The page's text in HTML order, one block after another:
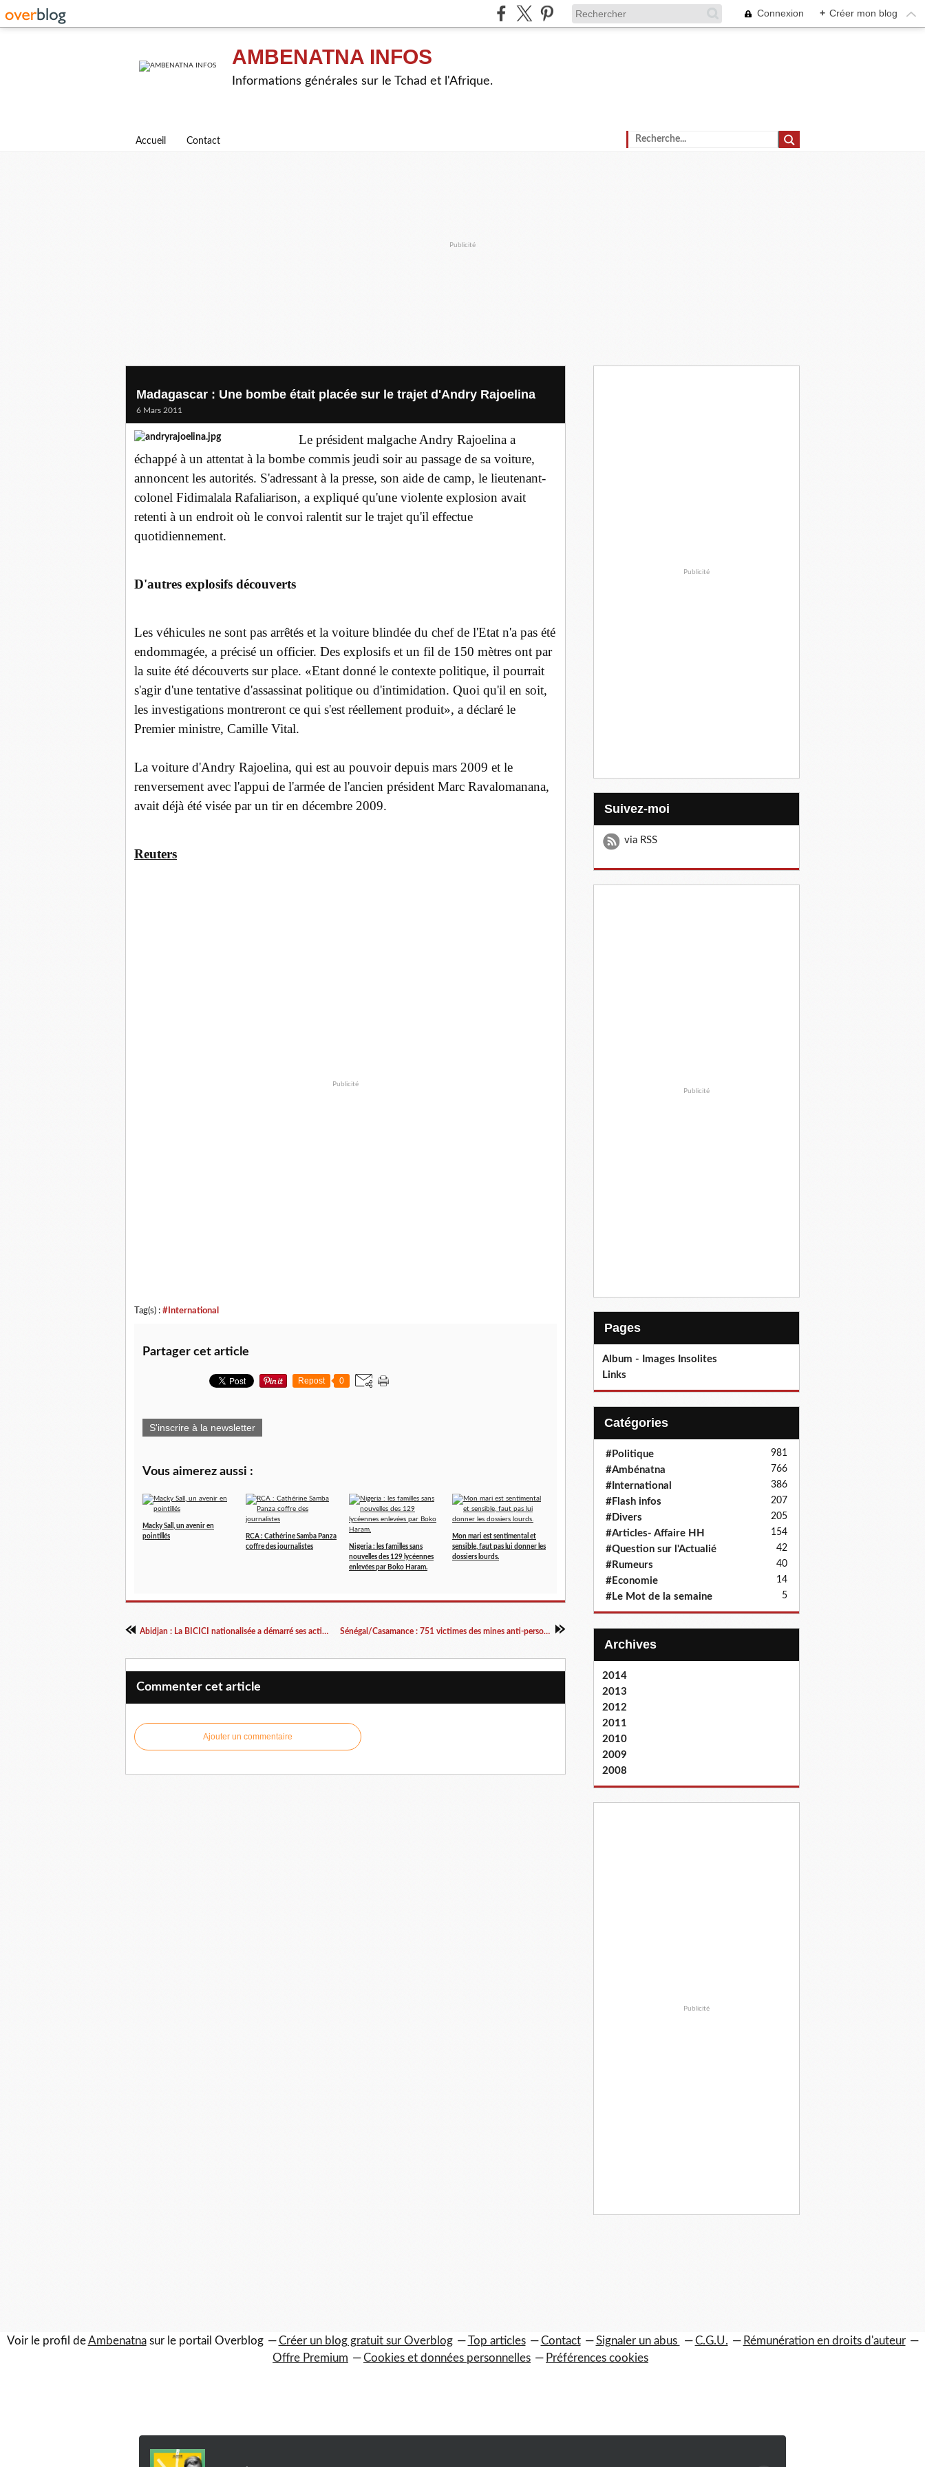
Connexion + Créer mon blog
AMBENATNA INFOS
Informations générales sur le Tchad et l'Afrique.
Accueil Contact
Publicité
Madagascar : Une bombe était placée sur le trajet d'Andry Rajoelina
6 Mars 2011
Le président malgache Andry Rajoelina a
échappé à un attentat à la bombe commis jeudi soir au passage de sa voiture,
annoncent les autorités. S'adressant à la presse, son aide de camp, le lieutenant-
colonel Fidimalala Rafaliarison, a expliqué qu'une violente explosion avait
retenti à un endroit où le convoi ralentit sur le trajet qu'il effectue
quotidiennement.
D'autres explosifs découverts
Les véhicules ne sont pas arrêtés et la voiture blindée du chef de l'Etat n'a pas été
endommagée, a précisé un officier. Des explosifs et un fil de 150 mètres ont par
la suite été découverts sur place. «Etant donné le contexte politique, il pourrait
s'agir d'une tentative d'assassinat politique ou d'intimidation. Quoi qu'il en soit,
les investigations montreront ce qui s'est réellement produit», a déclaré le
Premier ministre, Camille Vital.
La voiture d'Andry Rajoelina, qui est au pouvoir depuis mars 2009 et le
renversement avec l'appui de l'armée de l'ancien président Marc Ravalomanana,
avait déjà été visée par un tir en décembre 2009.
Reuters
Publicité
Tag(s) : #International
Partager cet article
Repost 0
S'inscrire à la newsletter
Vous aimerez aussi :
Macky Sall, un avenir en
pointillés
RCA : Cathérine Samba Panza
coffre des journalistes
Nigeria : les familles sans
nouvelles des 129 lycéennes
enlevées par Boko Haram.
Mon mari est sentimental et
sensible, faut pas lui donner les
dossiers lourds.
Abidjan : La BICICI nationalisée a démarré ses activités Sénégal/Casamance : 751 victimes des mines anti-personnel
Commenter cet article
Ajouter un commentaire
Publicité
Suivez-moi
via RSS
Publicité
Pages
Album - Images Insolites
Links
Catégories
#Politique 981
#Ambénatna 766
#International 386
#Flash infos 207
#Divers 205
#Articles- Affaire HH 154
#Question sur l'Actualié 42
#Rumeurs 40
#Economie 14
#Le Mot de la semaine 5
Archives
2014
2013
2012
2011
2010
2009
2008
Publicité
Voir le profil deAmbenatnasur le portail Overblog Créer un blog gratuit sur Overblog Top articles Contact Signaler un abus C.G.U.
Rémunération en droits d'auteur
Offre Premium
Cookies et données personnelles Préférences cookies